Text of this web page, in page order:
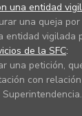
una entidad
una queja
entidad vigilada
de la SFC:
una petición,
con